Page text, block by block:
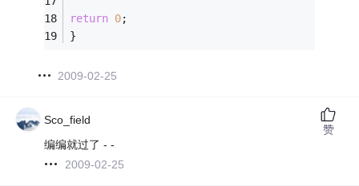
return 0;
}
2009-02-25
Sco_field
编编就过了 - -
2009-02-25
赞